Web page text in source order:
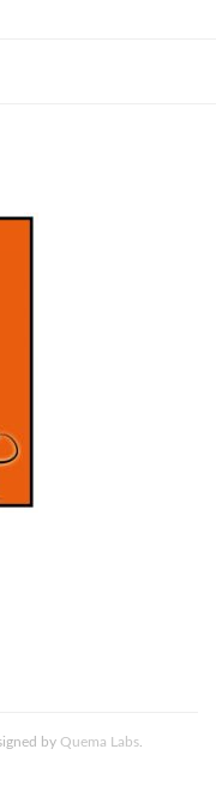
by Quema Labs.